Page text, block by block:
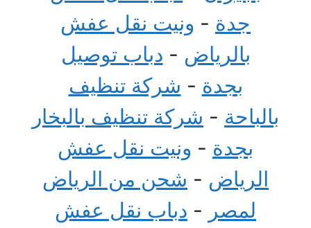
جدة - ونيت نقل عفش
بالرياض - دباب توصيل
بجدة - شركة تنظيف
بالباحة - شركة تنظيف بالبخار
بجدة - ونيت نقل عفش
الرياض - شحن من الرياض
لمصر - دباب نقل عفش